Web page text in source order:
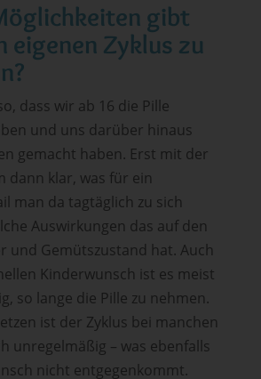
gibt
eigenen Zyklus zu
dass wir ab 16 die Pille
und uns darüber hinaus
gemacht haben. Erst mit der
dann klar, was für ein
man da tagtäglich zu sich
Auswirkungen das auf den
und Gemütszustand hat. Auch
Kinderwunsch ist es meist
so lange die Pille zu nehmen.
ist der Zyklus bei manchen
unregelmäßig – was ebenfalls
nicht entgegenkommt.